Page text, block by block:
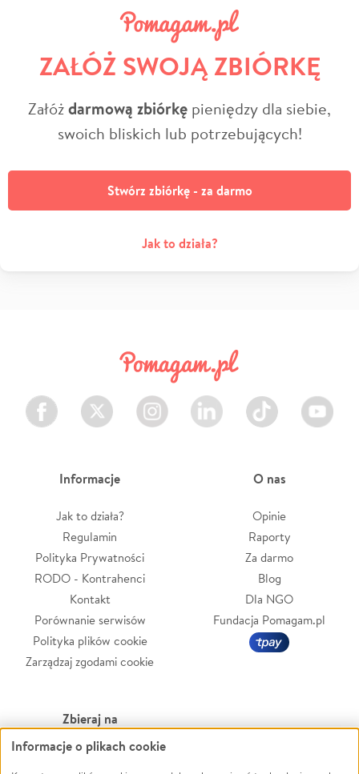
ZAŁÓŻ SWOJĄ ZBIÓRKĘ
Załóżdarmową zbiórkę pieniędzy dla siebie,
swoich bliskich lub potrzebujących!
Stwórz zbiórkę - za darmo
Jak to działa?
Facebook Twitter Instagram LinkedIn TikTok Youtube
Informacje
Jak to działa?
Regulamin
Polityka Prywatności
RODO - Kontrahenci
Kontakt
Porównanie serwisów
Polityka plików cookie
Zarządzaj zgodami cookie
O nas
Opinie
Raporty
Za darmo
Blog
Dla NGO
Fundacja Pomagam.pl
Zbieraj na
Leczenie
Informacje o plikach cookie